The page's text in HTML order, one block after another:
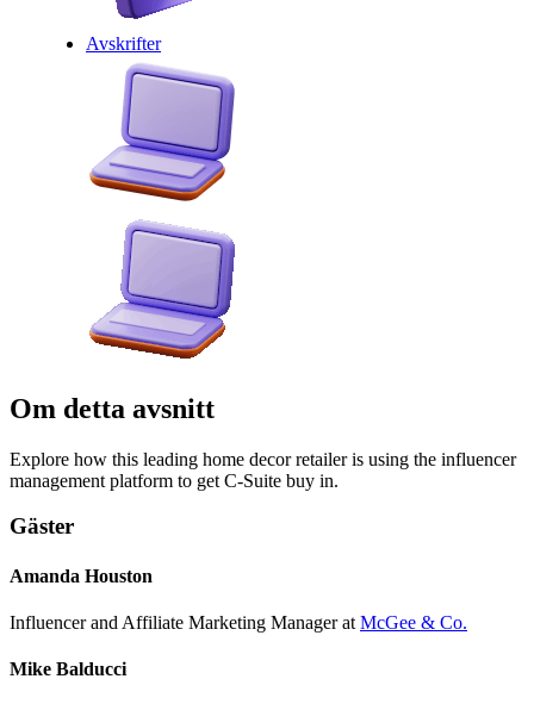
Avskrifter
Om detta avsnitt
Explore how this leading home decor retailer is using the influencer
management platform to get C-Suite buy in.
Gäster
Amanda Houston
Influencer and Affiliate Marketing Managerat McGee & Co.
Mike Balducci